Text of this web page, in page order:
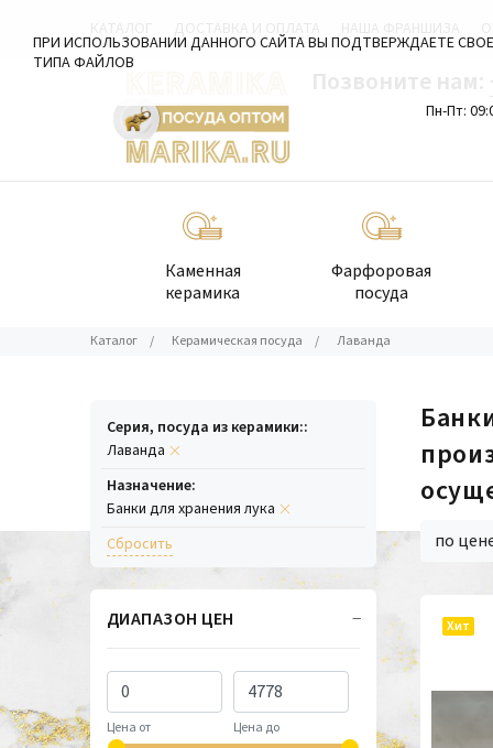
ДОСТАВКА И ОПЛАТА
Пн-Пт:
Каменная
керамика
Фарфоровая
посуда
Каталог / Керамическая посуда / Лаванда
Серия, посуда из керамики::
Лаванда
Назначение:
Банки для хранения лука
Cбросить
ДИАПАЗОН ЦЕН
Цена от Цена до
по
Хит
ПРИ ИСПОЛЬЗОВАНИИ ДАННОГО САЙТА ВЫ ПОДТВЕРЖДАЕТЕ
ТИПА ФАЙЛОВ